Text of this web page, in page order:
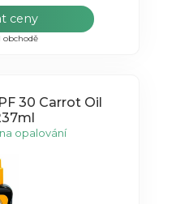
ceny
obchodě
30 Carrot Oil
opalování